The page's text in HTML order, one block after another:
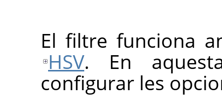
El filtre funciona
HSV. En
configurar les